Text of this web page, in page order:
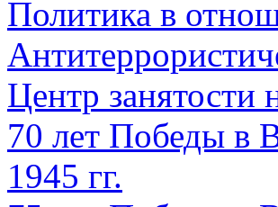
Политика в
Центр занятости
70 лет Победы в
1945 гг.